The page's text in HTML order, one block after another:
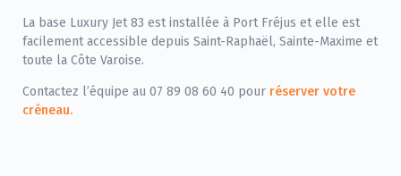
La base Luxury Jet 83 est installée à Port Fréjus et elle est
facilement accessible depuis Saint-Raphaël, Sainte-Maxime et
toute la Côte Varoise.
Contactez l’équipe au 07 89 08 60 40 pour réserver votre
créneau.